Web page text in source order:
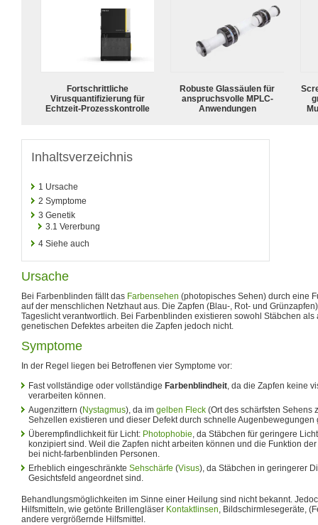
Fortschrittliche
Virusquantifizierung für
Echtzeit-Prozesskontrolle
Robuste Glassäulen für
anspruchsvolle MPLC-
Anwendungen
Inhaltsverzeichnis
1 Ursache
2 Symptome
3 Genetik
3.1 Vererbung
4 Siehe auch
Ursache
Bei Farbenblinden fällt das Farbensehen (photopisches Sehen) durch eine
auf der menschlichen Netzhaut aus. Die Zapfen (Blau-, Rot- und
Tageslicht verantwortlich. Bei Farbenblinden existieren sowohl Stäbchen als
genetischen Defektes arbeiten die Zapfen jedoch nicht.
Symptome
In der Regel liegen bei Betroffenen vier Symptome vor:
Fast vollständige oder vollständige Farbenblindheit, da die Zapfen keine
verarbeiten können.
Augenzittern (Nystagmus), da im gelben Fleck (Ort des schärfsten Sehens
Sehzellen existieren und dieser Defekt durch schnelle Augenbewegungen
Überempfindlichkeit für Licht: Photophobie, da Stäbchen für geringere
konzipiert sind. Weil die Zapfen nicht arbeiten können und die Funktion
bei nicht-farbenblinden Personen.
Erheblich eingeschränkte Sehschärfe (Visus), da Stäbchen in geringerer
Gesichtsfeld angeordnet sind.
Behandlungsmöglichkeiten im Sinne einer Heilung sind nicht bekannt.
Hilfsmitteln, wie getönte Brillengläser Kontaktlinsen, Bildschirmlesegeräte,
andere vergrößernde Hilfsmittel.